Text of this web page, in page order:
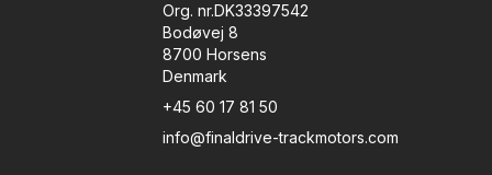
Org. nr.DK33397542
Bodøvej 8
8700 Horsens
Denmark
+45 60 17 81 50
info@finaldrive-trackmotors.com